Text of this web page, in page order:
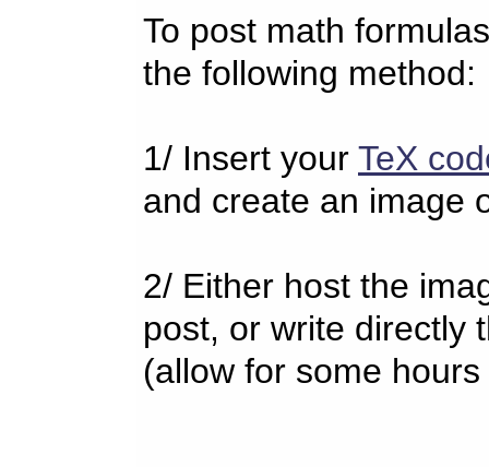
To post math
the following method:
1/ Insert your TeX
and create an image
2/ Either host the
post, or write directly
(allow for some